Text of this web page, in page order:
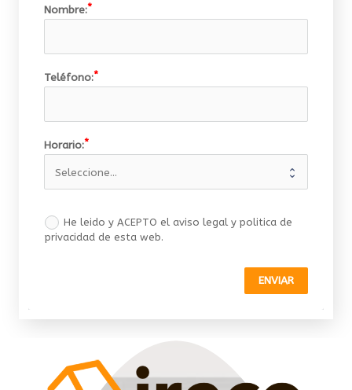
Nombre:
Teléfono:
Horario:
He leido y ACEPTO el aviso legal y politica de
privacidad de esta web.
ENVIAR